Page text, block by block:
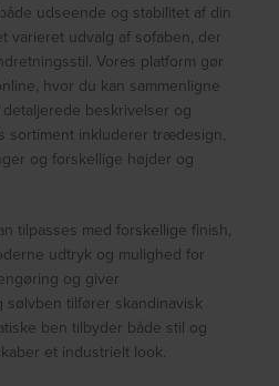
udseende og stabilitet af din
varieret udvalg af sofaben, der
Vores platform gør
hvor du kan sammenligne
beskrivelser og
sortiment inkluderer trædesign,
og forskellige højder og
tilpasses med forskellige finish,
udtryk og mulighed for
og giver
sølvben tilfører skandinavisk
ben tilbyder både stil og
et industrielt look.